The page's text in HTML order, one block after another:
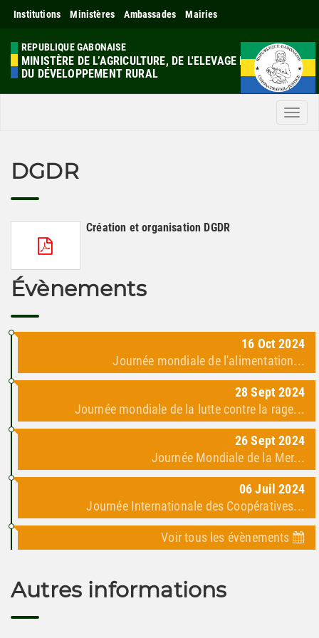
Institutions Ministères Ambassades Mairies
REPUBLIQUE GABONAISE
MINISTÈRE DE L’AGRICULTURE, DE L'ELEVAGE ET
DU DÉVELOPPEMENT RURAL
Menu
DGDR
Création et organisation DGDR
Évènements
16 Oct 2024
Journée mondiale de l'alimentation...
28 Sept 2024
Journée mondiale de la lutte contre la rage...
26 Sept 2024
Journée Mondiale de la Mer...
06 Juil 2024
Journée Internationale des Coopératives...
Voir tous les évènements
Autres informations